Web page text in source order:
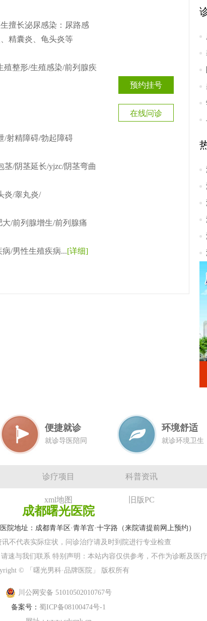
擅长泌尿感染：尿路感
精囊炎、龟头炎等
殖整形/生殖感染/前列腺疾
/射精障碍/勃起障碍
茎/阴茎延长/yjzc/阴茎弯曲
炎/睾丸炎/
/前列腺增生/前列腺痛
/男性生殖疾病...[详细]
预约挂号
在线问诊
便捷就诊
就诊导医陪同
环境舒适
就诊环境卫生
诊疗项目 科普资讯
xml地图 旧版PC
成都曙光医院
院地址：成都青羊区·青羊宫·十字路（来院请提前网上预约）
不代表实际症状，问诊治疗请及时到院进行专业检查
速与我们联系 特别声明：本站内容仅供参考，不作为诊断及医疗
© 「曙光男科·品牌医院」 版权所有
川公网安备 51010502010767号
备案号： 蜀ICP备08100474号-1